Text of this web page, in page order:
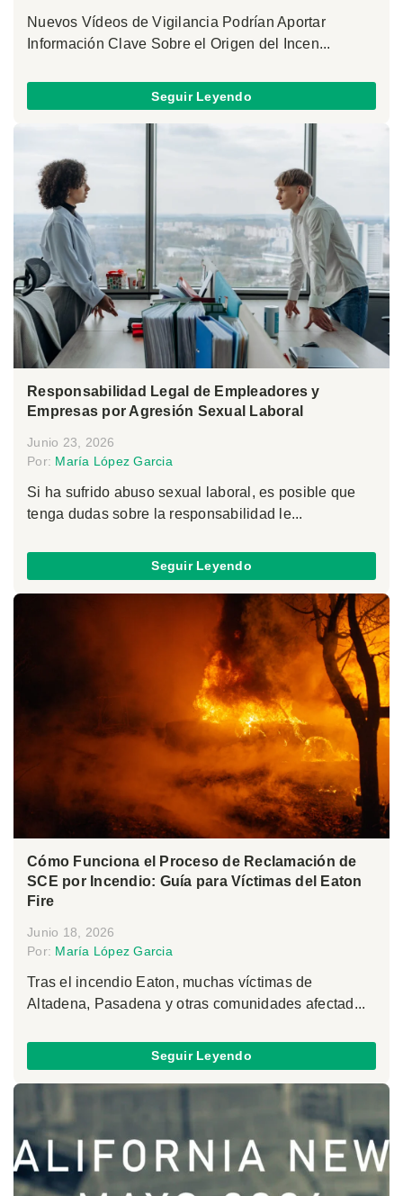
Nuevos Vídeos de Vigilancia Podrían Aportar
Información Clave Sobre el Origen del Incen...
Seguir Leyendo
Responsabilidad Legal de Empleadores y
Empresas por Agresión Sexual Laboral
Junio 23, 2026
Por: María López Garcia
Si ha sufrido abuso sexual laboral, es posible que
tenga dudas sobre la responsabilidad le...
Seguir Leyendo
Cómo Funciona el Proceso de Reclamación de
SCE por Incendio: Guía para Víctimas del Eaton
Fire
Junio 18, 2026
Por: María López Garcia
Tras el incendio Eaton, muchas víctimas de
Altadena, Pasadena y otras comunidades afectad...
Seguir Leyendo